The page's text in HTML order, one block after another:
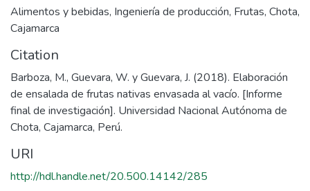
Alimentos y bebidas, Ingeniería de producción, Frutas, Chota,
Cajamarca
Citation
Barboza, M., Guevara, W. y Guevara, J. (2018). Elaboración
de ensalada de frutas nativas envasada al vacío. [Informe
final de investigación]. Universidad Nacional Autónoma de
Chota, Cajamarca, Perú.
URI
http://hdl.handle.net/20.500.14142/285